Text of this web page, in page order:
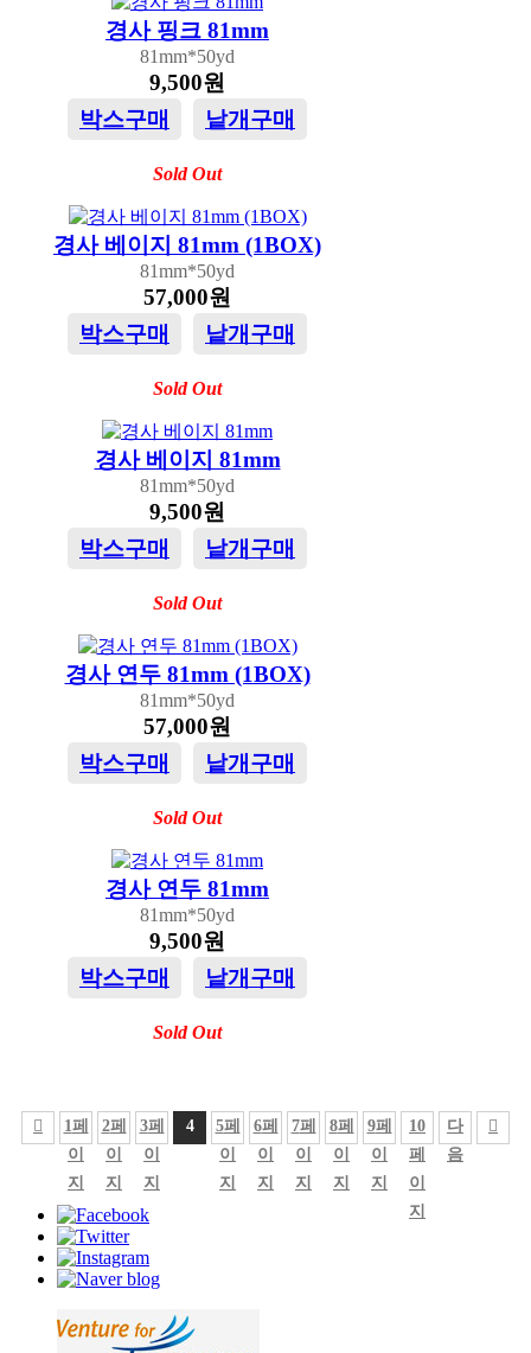
경사 핑크 81mm
81mm*50yd
9,500원
박스구매
낱개구매
Sold Out
경사 베이지 81mm (1BOX)
81mm*50yd
57,000원
박스구매
낱개구매
Sold Out
경사 베이지 81mm
81mm*50yd
9,500원
박스구매
낱개구매
Sold Out
경사 연두 81mm (1BOX)
81mm*50yd
57,000원
박스구매
낱개구매
Sold Out
경사 연두 81mm
81mm*50yd
9,500원
박스구매
낱개구매
Sold Out
1페
이
지
2페
이
지
3페
이
지
4 5페
이
지
6페
이
지
7페
이
지
8페
이
지
9페
이
지
10
페
이
지
다
음